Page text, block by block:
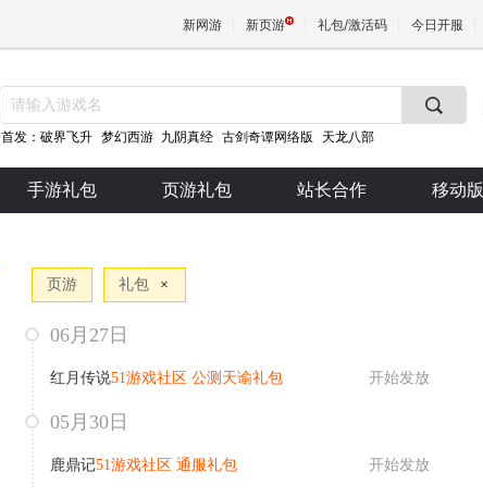
新网游 新页游 礼包/激活码 今日开服
首发：破界飞升 梦幻西游 九阴真经 古剑奇谭网络版 天龙八部
手游礼包 页游礼包 站长合作 移动版
页游 礼包 ×
06月27日
开始发放
红月传说51游戏社区 公测天谕礼包
05月30日
开始发放
鹿鼎记51游戏社区 通服礼包